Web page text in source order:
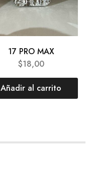
17 PRO MAX
$18,00
Añadir al carrito